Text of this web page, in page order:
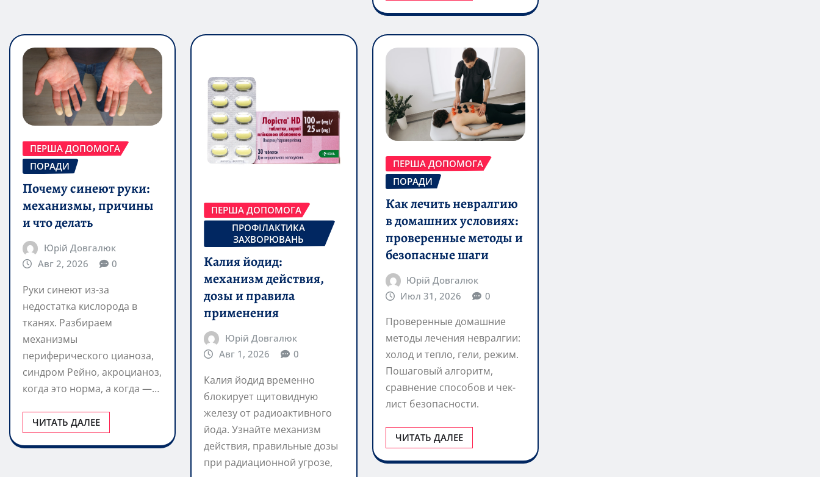
ПЕРША ДОПОМОГА
ПОРАДИ
Почему синеют руки:
механизмы, причины
и что делать
Юрій Довгалюк
Авг 2, 2026
0
Руки синеют из-за
недостатка кислорода в
тканях. Разбираем
механизмы
периферического цианоза,
синдром Рейно, акроцианоз,
когда это норма, а когда —…
ЧИТАТЬ ДАЛЕЕ
ПЕРША ДОПОМОГА
ПРОФІЛАКТИКА
ЗАХВОРЮВАНЬ
Калия йодид:
механизм действия,
дозы и правила
применения
Юрій Довгалюк
Авг 1, 2026
0
Калия йодид временно
блокирует щитовидную
железу от радиоактивного
йода. Узнайте механизм
действия, правильные дозы
при радиационной угрозе,
ПЕРША ДОПОМОГА
ПОРАДИ
Как лечить невралгию
в домашних условиях:
проверенные методы и
безопасные шаги
Юрій Довгалюк
Июл 31, 2026
0
Проверенные домашние
методы лечения невралгии:
холод и тепло, гели, режим.
Пошаговый алгоритм,
сравнение способов и чек-
лист безопасности.
ЧИТАТЬ ДАЛЕЕ